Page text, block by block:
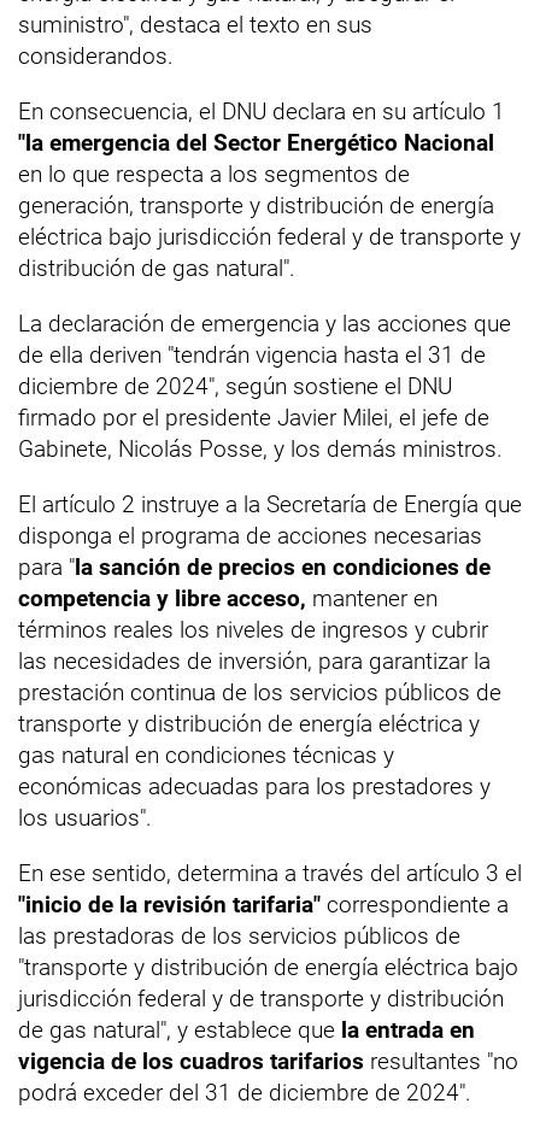
suministro", destaca el texto en sus
considerandos.
En consecuencia, el DNU declara en su artículo 1
"la emergencia del Sector Energético Nacional
en lo que respecta a los segmentos de
generación, transporte y distribución de energía
eléctrica bajo jurisdicción federal y de transporte y
distribución de gas natural".
La declaración de emergencia y las acciones que
de ella deriven "tendrán vigencia hasta el 31 de
diciembre de 2024", según sostiene el DNU
firmado por el presidente Javier Milei, el jefe de
Gabinete, Nicolás Posse, y los demás ministros.
El artículo 2 instruye a la Secretaría de Energía que
disponga el programa de acciones necesarias
para "la sanción de precios en condiciones de
competencia y libre acceso, mantener en
términos reales los niveles de ingresos y cubrir
las necesidades de inversión, para garantizar la
prestación continua de los servicios públicos de
transporte y distribución de energía eléctrica y
gas natural en condiciones técnicas y
económicas adecuadas para los prestadores y
los usuarios".
En ese sentido, determina a través del artículo 3 el
"inicio de la revisión tarifaria" correspondiente a
las prestadoras de los servicios públicos de
"transporte y distribución de energía eléctrica bajo
jurisdicción federal y de transporte y distribución
de gas natural", y establece que la entrada en
vigencia de los cuadros tarifarios resultantes "no
podrá exceder del 31 de diciembre de 2024".